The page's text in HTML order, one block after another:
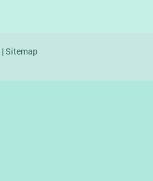
|Sitemap